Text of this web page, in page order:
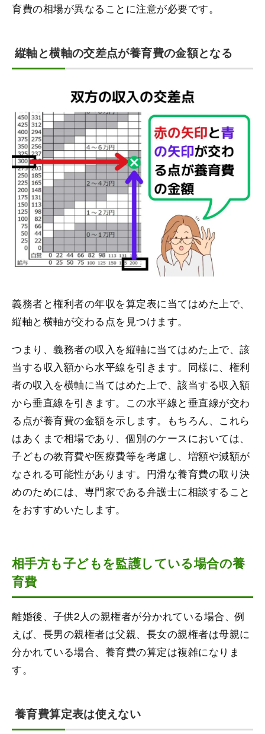
育費の相場が異なることに注意が必要です。
縦軸と横軸の交差点が養育費の金額となる
義務者と権利者の年収を算定表に当てはめた上で、
縦軸と横軸が交わる点を見つけます。
つまり、義務者の収入を縦軸に当てはめた上で、該
当する収入額から水平線を引きます。同様に、権利
者の収入を横軸に当てはめた上で、該当する収入額
から垂直線を引きます。この水平線と垂直線が交わ
る点が養育費の金額を示します。もちろん、これら
はあくまで相場であり、個別のケースにおいては、
子どもの教育費や医療費等を考慮し、増額や減額が
なされる可能性があります。円滑な養育費の取り決
めのためには、専門家である弁護士に相談すること
をおすすめいたします。
相手方も子どもを監護している場合の養
育費
離婚後、子供2人の親権者が分かれている場合、例
えば、長男の親権者は父親、長女の親権者は母親に
分かれている場合、養育費の算定は複雑になりま
す。
養育費算定表は使えない